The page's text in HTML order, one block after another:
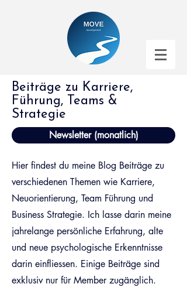
Beiträge zu Karriere,
Führung, Teams &
Strategie
Newsletter (monatlich)
Hier findest du meine Blog Beiträge zu
verschiedenen Themen wie Karriere,
Neuorientierung, Team Führung und
Business Strategie. Ich lasse darin meine
jahrelange persönliche Erfahrung, alte
und neue psychologische Erkenntnisse
darin einfliessen. Einige Beiträge sind
exklusiv nur für Member zugänglich.